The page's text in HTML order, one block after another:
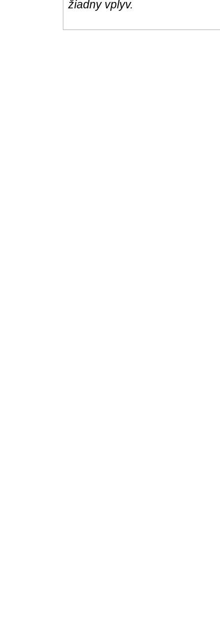
žiadny vplyv.